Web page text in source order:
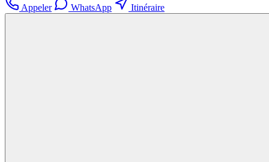
Appeler WhatsApp Itinéraire